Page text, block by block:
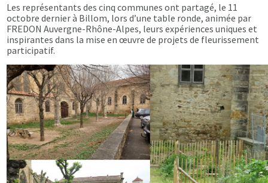
Les représentants des cinq communes ont partagé, le 11
octobre dernier à Billom, lors d’une table ronde, animée par
FREDON Auvergne-Rhône-Alpes, leurs expériences uniques et
inspirantes dans la mise en œuvre de projets de fleurissement
participatif.